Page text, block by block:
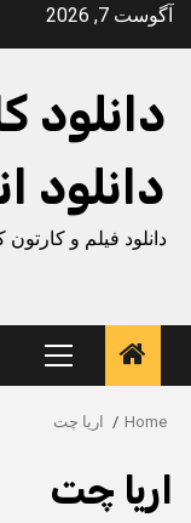
Skipآگوست 7, 2026
دانلود
دانلود
دانلود فیلم و
Primary
Menu
Home اریا چت
اریا چت